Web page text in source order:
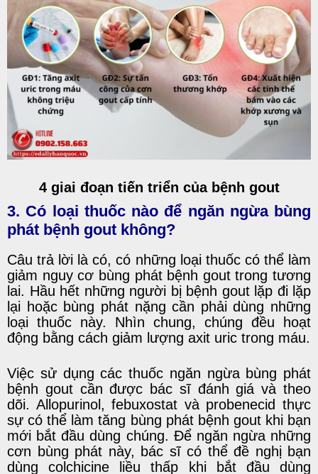
4 giai đoạn tiến triển của bệnh gout
3. Có loại thuốc nào để ngăn ngừa bùng
phát bệnh gout không?
Câu trả lời là có, có những loại thuốc có thể làm
giảm nguy cơ bùng phát bệnh gout trong tương
lai. Hầu hết những người bị bệnh gout lặp đi lặp
lại hoặc bùng phát nặng cần phải dùng những
loại thuốc này. Nhìn chung, chúng đều hoạt
động bằng cách giảm lượng axit uric trong máu.
Việc sử dụng các thuốc ngăn ngừa bùng phát
bệnh gout cần được bác sĩ đánh giá và theo
dõi. Allopurinol, febuxostat và probenecid thực
sự có thể làm tăng bùng phát bệnh gout khi bạn
mới bắt đầu dùng chúng. Để ngăn ngừa những
cơn bùng phát này, bác sĩ có thể đề nghị bạn
dùng colchicine liều thấp khi bắt đầu dùng